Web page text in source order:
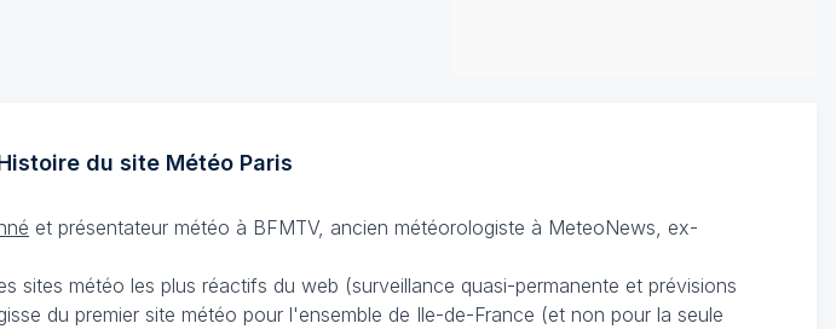
du site MétéoParis
et présentateur météo à BFMTV, ancien météorologiste à MeteoNews, ex-
sites météo les plus réactifs du web (surveillance quasi-permanente et prévisions
du premier site météo pour l'ensemble de Ile-de-France (et non pour la seule